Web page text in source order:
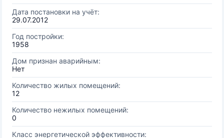
Дата постановки на учёт:
29.07.2012
Год постройки:
1958
Дом признан аварийным:
Нет
Количество жилых помещений:
12
Количество нежилых помещений:
0
Класс энергетической эффективности: